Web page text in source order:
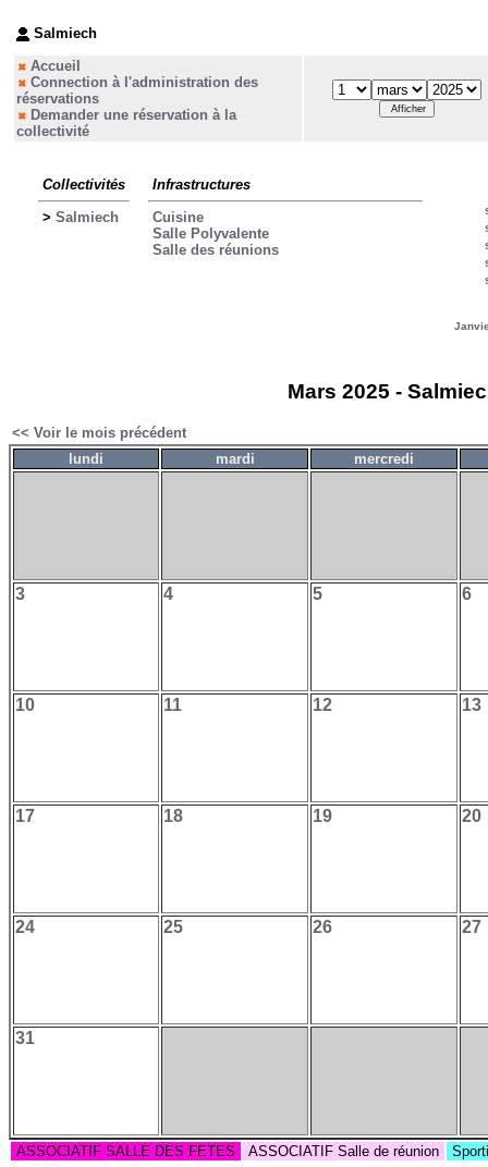
Salmiech
Accueil
Connection à l'administration des
réservations
Demander une réservation à la
collectivité
Collectivités
> Salmiech
Infrastructures
Cuisine
Salle Polyvalente
Salle des réunions
Mars 2025 -
<< Voir le mois précédent
lundi
mardi mercredi
3 4 5 6
10 11 12 13
17 18 19 20
24 25 26 27
31
ASSOCIATIF SALLE DES FETES ASSOCIATIF Salle de réunion